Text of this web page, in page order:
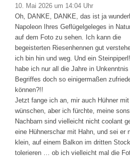
10. Mai 2026 um 14:04 Uhr
Oh, DANKE, DANKE, das ist ja
Napoleon Ihres Geflügelgeleges in
auf dem Foto zu sehen. Ich kann die
begeisterten Riesenhennen gut
ich bin hin und weg. Und ein
habe ich nur all die Jahre in
Begriffes doch so einigermaßen
können?!!
Jetzt fange ich an, mir auch Hühner
wünschen, aber ich fürchte, meine
Nachbarn sind vielleicht nicht coolant
eine Hühnerschar mit Hahn, und sei er
klein, auf einem Balkon im dritten
tolerieren … ob ich vielleicht mal die